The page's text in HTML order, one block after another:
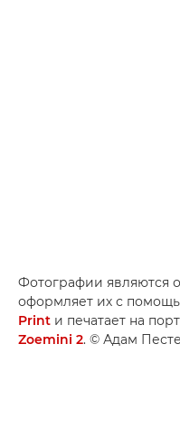
Фотографии являются
оформляет их с
Print и печатает на
Zoemini 2. © Адам